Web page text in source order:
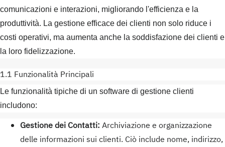
comunicazioni e interazioni, migliorando l'efficienza e la
produttività. La gestione efficace dei clienti non solo riduce i
costi operativi, ma aumenta anche la soddisfazione dei clienti e
la loro fidelizzazione.
1.1 Funzionalità Principali
Le funzionalità tipiche di un software di gestione clienti
includono:
Gestione dei Contatti: Archiviazione e organizzazione
delle informazioni sui clienti. Ciò include nome, indirizzo,